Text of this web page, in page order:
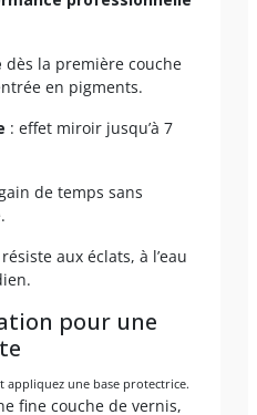
dès la première couche
en pigments.
: effet miroir jusqu’à 7
de temps sans
aux éclats, à l’eau
pour une
appliquez une base protectrice.
fine couche de vernis,